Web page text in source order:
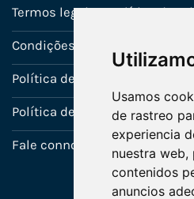
Usamos
de rastreo
experiencia
nuestra
contenidos
anuncios
Termos legais e política de
Condições de venda
Política de Garantia
Política de utilização de
Fale connosco